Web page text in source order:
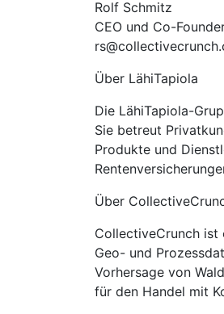
Rolf Schmitz
CEO und Co-
Über LähiTapiola
Die LähiTapiola-
Sie betreut
Produkte und
Über
CollectiveCrunch ist
Geo- und
Vorhersage von
für den Handel mit